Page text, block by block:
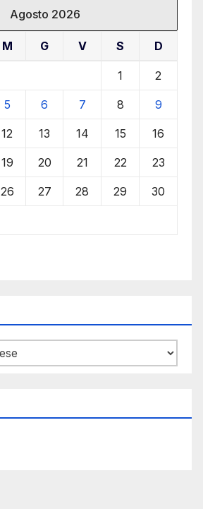
Agosto 2026
M G V S D
1 2
5 6 7 8 9
12 13 14 15 16
19 20 21 22 23
26 27 28 29 30